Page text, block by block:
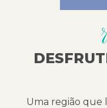
Uma região que